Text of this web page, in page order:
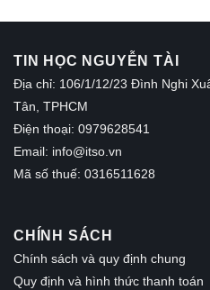
TIN HỌC NGUYỄN TÀI
Địa chỉ: 106/1/12/23 Đình Nghi
Tân, TPHCM
Điện thoại: 0979628541
Email: info@itso.vn
Mã số thuế: 0316511628
CHÍNH SÁCH
Chính sách và quy định chung
Quy định và hình thức thanh toán